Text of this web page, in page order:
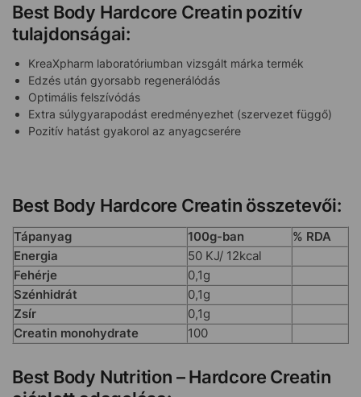
Best Body Hardcore Creatin pozitív
tulajdonságai:
KreaXpharm laboratóriumban vizsgált márka termék
Edzés után gyorsabb regenerálódás
Optimális felszívódás
Extra súlygyarapodást eredményezhet (szervezet függő)
Pozitív hatást gyakorol az anyagcserére
Best Body Hardcore Creatin összetevői:
Tápanyag 100g-ban
% RDA
Energia
50 KJ/ 12kcal
Fehérje
0,1g
Szénhidrát
0,1g
Zsír
0,1g
Creatin monohydrate
100
Best Body Nutrition – Hardcore Creatin